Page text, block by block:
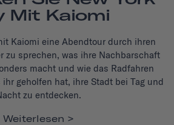
Mit Kaiomi
Kaiomi eine Abendtour durch ihren
zu sprechen, was ihre Nachbarschaft
macht und wie das Radfahren
geholfen hat, ihre Stadt bei Tag und
zu entdecken.
Weiterlesen